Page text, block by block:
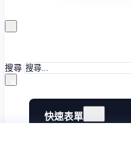
搜尋
×
快速表單